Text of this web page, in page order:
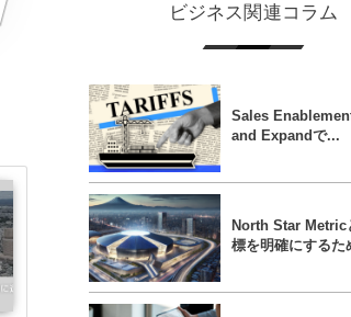
ビジネス関連コラム
Sales
and Expandで...
North Star Metric
標を明確にするた